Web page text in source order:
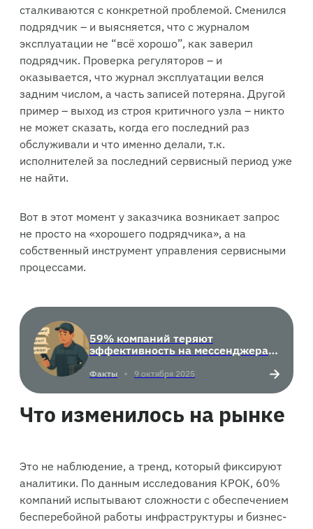
сталкиваются с конкретной проблемой. Сменился
подрядчик – и выясняется, что с журналом
эксплуатации не “всё хорошо”, как заверил
подрядчик. Проверка регуляторов – и
оказывается, что журнал эксплуатации велся
задним числом, а часть записей потеряна. Другой
пример – выход из строя критичного узла – никто
не может сказать, когда его последний раз
обслуживали и что именно делали, т.к.
исполнителей за последний сервисный период уже
не найти.
Вот в этот момент у заказчика возникает запрос
не просто на «хорошего подрядчика», а на
собственный инструмент управления сервисными
процессами.
59% компаний теряют
эффективность на мессенджерах
Факты 9 октября 2025
Что изменилось на рынке
Это не наблюдение, а тренд, который фиксируют
аналитики. По данным исследования КРОК, 60%
компаний испытывают сложности с обеспечением
бесперебойной работы инфраструктуры и бизнес-